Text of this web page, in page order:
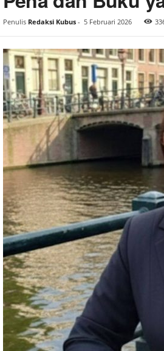
Penulis Redaksi Kubus- 5 Februari 2026